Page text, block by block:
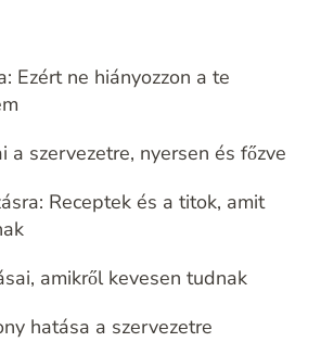
Ezért ne hiányozzon a te
a szervezetre, nyersen és főzve
Receptek és a titok, amit
amikről kevesen tudnak
hatása a szervezetre